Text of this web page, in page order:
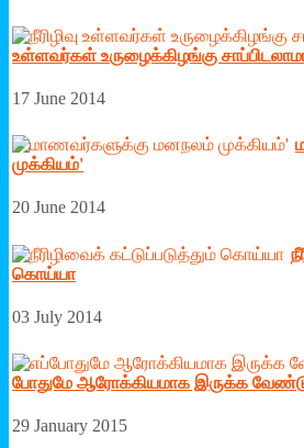
உள்ளவர்கள் உருழைக்கிழங்கு
17 June 2014
முக்கியம்'
20 June 2014
கொய்யா
03 July 2014
போ­துமே ஆரோக்­கி­யமாக இருக்க
29 January 2015